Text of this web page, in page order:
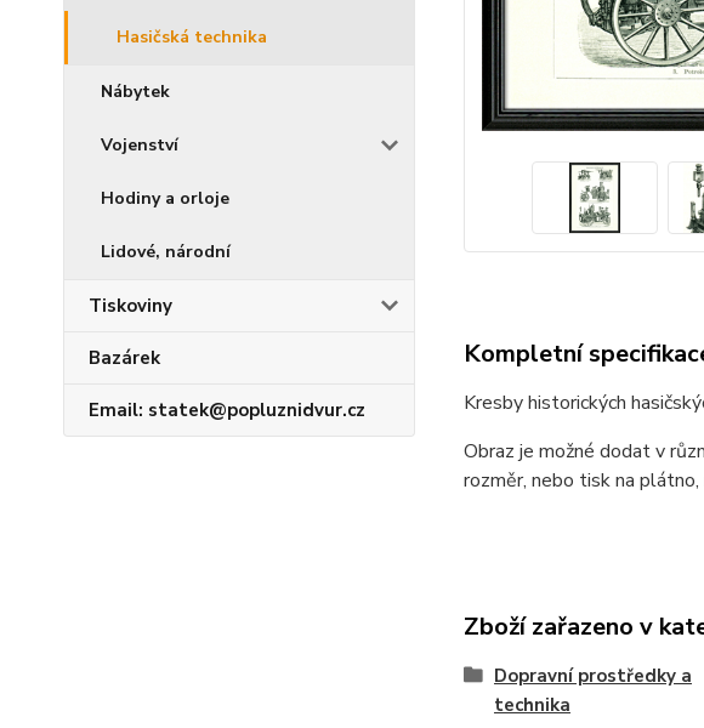
Hasičská technika
Nábytek
Vojenství
Hodiny a orloje
Lidové, národní
Tiskoviny
Bazárek
Email: statek@popluznidvur.cz
Kompletní
Kresby historických
Obraz je možné dodat v
rozměr, nebo tisk na
Zboží zařazeno v
Dopravní prostředky a
technika